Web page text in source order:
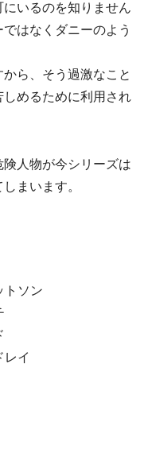
いるのを知りません
はなくダニーのよう
ら、そう過激なこと
めるために利用され
人物が今シリーズは
まいます。
トソン
レイ